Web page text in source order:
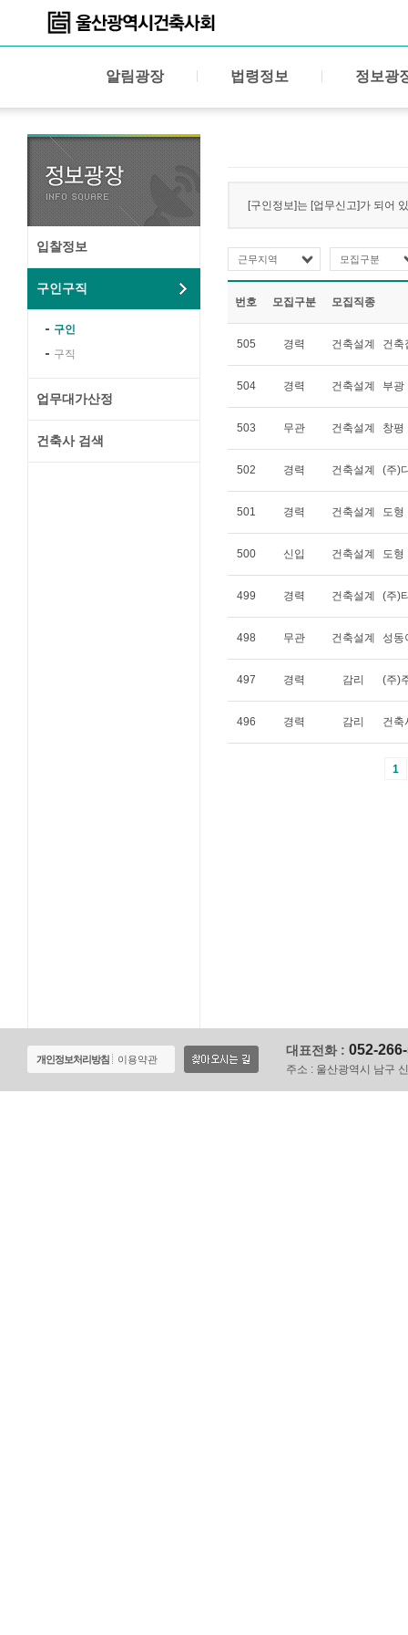
알림광장 법령정보 정보광
입찰정보
구인구직
구인
구직
업무대가산정
건축사 검색
[구인정보]는 [업무신고]가 되어
근무지역 모집구분
번호 모집구분 모집직종
505 경력 건축설계 건축
504 경력 건축설계 부광
503 무관 건축설계 창평
502 경력 건축설계 (주)
501 경력 건축설계 도형
500 신입 건축설계 도형
499 경력 건축설계 (주)
498 무관 건축설계 성동
497 경력 감리 (주)
496 경력 감리 건축
1
개인정보처리방침 이용약관
대표전화 : 052-
주소 : 울산광역시 남구